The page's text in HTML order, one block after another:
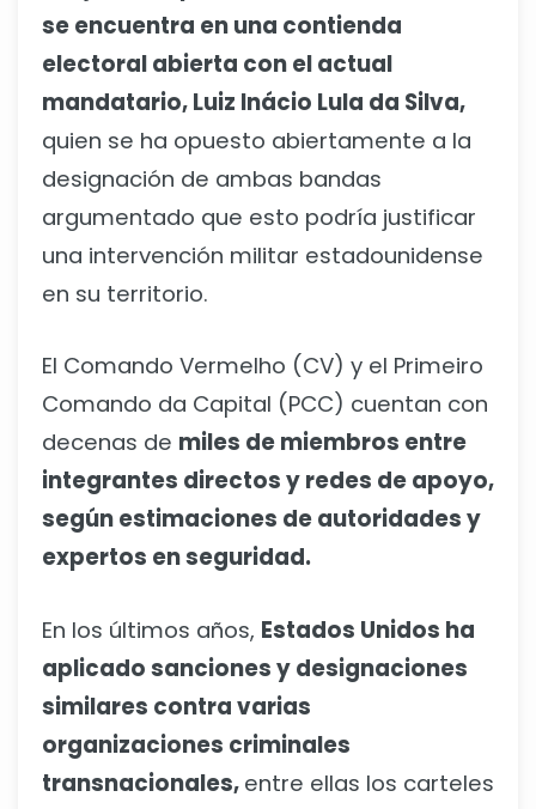
se encuentra en una contienda
electoral abierta con el actual
mandatario, Luiz Inácio Lula da Silva,
quien se ha opuesto abiertamente a la
designación de ambas bandas
argumentado que esto podría justificar
una intervención militar estadounidense
en su territorio.
El Comando Vermelho (CV) y el Primeiro
Comando da Capital (PCC) cuentan con
decenas de miles de miembros entre
integrantes directos y redes de apoyo,
según estimaciones de autoridades y
expertos en seguridad.
En los últimos años, Estados Unidos ha
aplicado sanciones y designaciones
similares contra varias
organizaciones criminales
transnacionales, entre ellas los carteles